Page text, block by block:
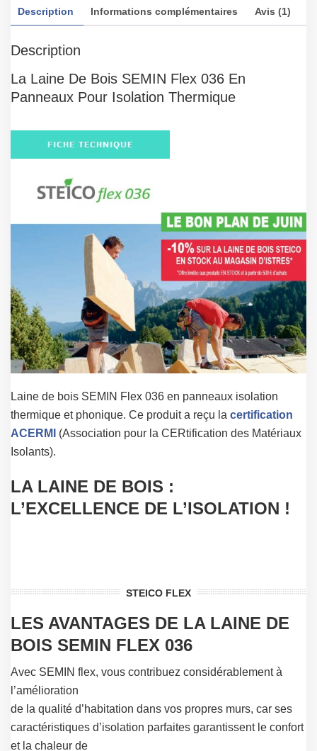
Description Informations complémentaires Avis (1)
Description
La Laine De Bois SEMIN Flex 036 En
Panneaux Pour Isolation Thermique
Laine de bois SEMIN Flex 036 en panneaux isolation
thermique et phonique. Ce produit a reçu la certification
ACERMI
(Association pour la CERtification des Matériaux
Isolants).
LA LAINE DE BOIS :
L’EXCELLENCE DE L’ISOLATION !
STEICO FLEX
LES AVANTAGES DE LA LAINE DE
BOIS SEMIN FLEX 036
Avec SEMIN flex, vous contribuez considérablement à
l’amélioration
de la qualité d’habitation dans vos propres murs, car ses
caractéristiques d’isolation parfaites garantissent le confort
et la chaleur de